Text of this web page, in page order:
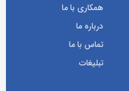
همکاری با ما
درباره ما
تماس با ما
تبلیغات